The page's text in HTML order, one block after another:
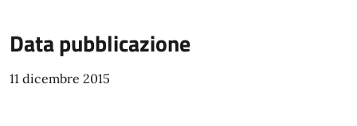
Data pubblicazione
11 dicembre 2015